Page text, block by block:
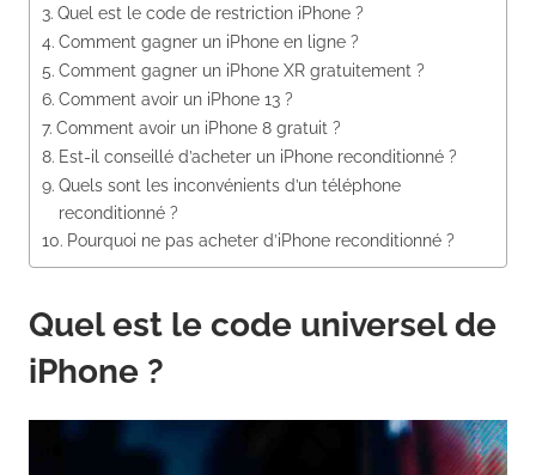
Quel est le code de restriction iPhone ?
Comment gagner un iPhone en ligne ?
Comment gagner un iPhone XR gratuitement ?
Comment avoir un iPhone 13 ?
Comment avoir un iPhone 8 gratuit ?
Est-il conseillé d’acheter un iPhone reconditionné ?
Quels sont les inconvénients d’un téléphone
reconditionné ?
Pourquoi ne pas acheter d’iPhone reconditionné ?
Quel est le code universel de
iPhone ?